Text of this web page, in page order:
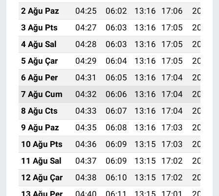
2 Ağu Paz
04:25 06:02 13:16 17:06
20:21
3 Ağu Pts
04:27 06:03 13:16 17:05
20:20
4 Ağu Sal
04:28 06:03 13:16 17:05
20:19
5 Ağu Çar
04:29 06:04 13:16 17:05
20:18
6 Ağu Per
04:31 06:05 13:16 17:04
20:17
7 Ağu Cum
04:32 06:06 13:16 17:04
20:16
8 Ağu Cts
04:33 06:07 13:16 17:04
20:15
9 Ağu Paz
04:35 06:08 13:16 17:03
20:14
10 Ağu Pts
04:36 06:09 13:15 17:03
20:12
11 Ağu Sal
04:37 06:09 13:15 17:02
20:11
12 Ağu Çar
04:38 06:10 13:15 17:02
20:10